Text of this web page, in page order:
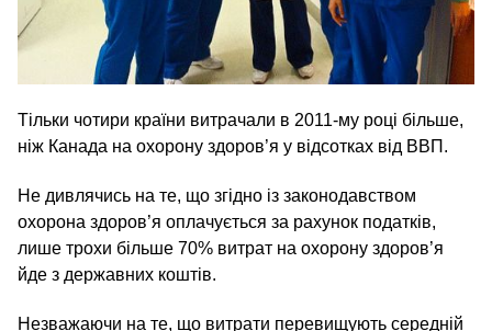
Тільки чотири країни витрачали в 2011-му році більше,
ніж Канада на охорону здоров’я у відсотках від ВВП.
Не дивлячись на те, що згідно із законодавством
охорона здоров’я оплачується за рахунок податків,
лише трохи більше 70% витрат на охорону здоров’я
йде з державних коштів.
Незважаючи на те, що витрати перевищують середній